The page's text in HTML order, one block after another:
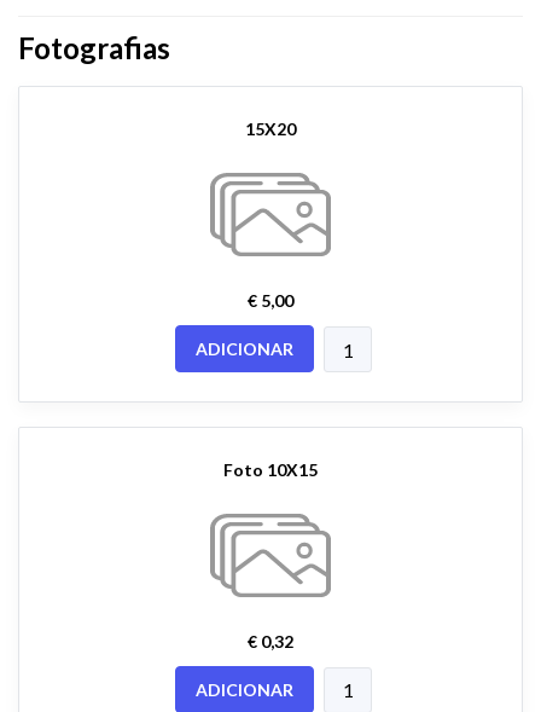
Fotografias
15X20
€ 5,00
ADICIONAR
Foto 10X15
€ 0,32
ADICIONAR